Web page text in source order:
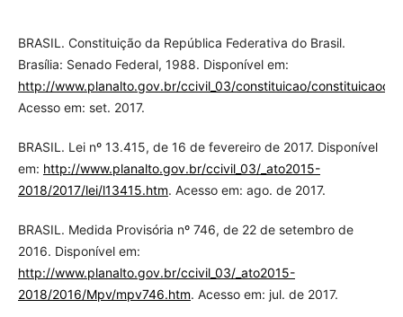
BRASIL. Constituição da República Federativa do Brasil.
Brasília: Senado Federal, 1988. Disponível em:
http://www.planalto.gov.br/ccivil_03/constituicao/
Acesso em: set. 2017.
BRASIL. Lei nº 13.415, de 16 de fevereiro de 2017. Disponível
em: http://www.planalto.gov.br/ccivil_03/_ato2015-
2018/2017/lei/l13415.htm. Acesso em: ago. de 2017.
BRASIL. Medida Provisória nº 746, de 22 de setembro de
2016. Disponível em:
http://www.planalto.gov.br/ccivil_03/_ato2015-
2018/2016/Mpv/mpv746.htm. Acesso em: jul. de 2017.